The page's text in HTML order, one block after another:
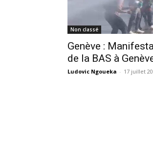
Non classé
Genève :
de la BAS à
Ludovic Ngoueka - 17 juillet